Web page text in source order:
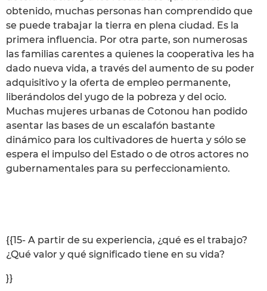
obtenido, muchas personas han comprendido que
se puede trabajar la tierra en plena ciudad. Es la
primera influencia. Por otra parte, son numerosas
las familias carentes a quienes la cooperativa les ha
dado nueva vida, a través del aumento de su poder
adquisitivo y la oferta de empleo permanente,
liberándolos del yugo de la pobreza y del ocio.
Muchas mujeres urbanas de Cotonou han podido
asentar las bases de un escalafón bastante
dinámico para los cultivadores de huerta y sólo se
espera el impulso del Estado o de otros actores no
gubernamentales para su perfeccionamiento.
{{15- A partir de su experiencia, ¿qué es el trabajo?
¿Qué valor y qué significado tiene en su vida?
}}